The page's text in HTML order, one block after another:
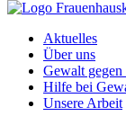
Aktuelles
Über uns
Gewalt gegen
Hilfe bei
Unsere Arbeit